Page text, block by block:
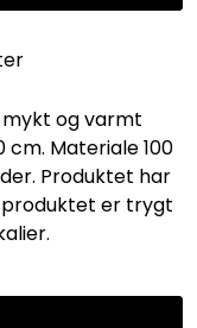
og varmt
cm. Materiale 100
Produktet har
er trygt